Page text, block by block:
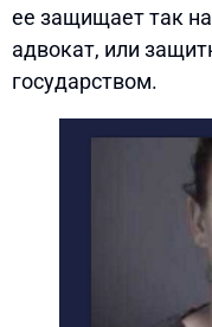
ее защищает так
адвокат, или
государством.